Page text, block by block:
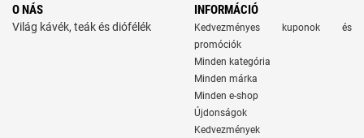
O NÁS
Világ kávék, teák és diófélék
INFORMÁCIÓ
Kedvezményes kuponok és
promóciók
Minden kategória
Minden márka
Minden e-shop
Újdonságok
Kedvezmények